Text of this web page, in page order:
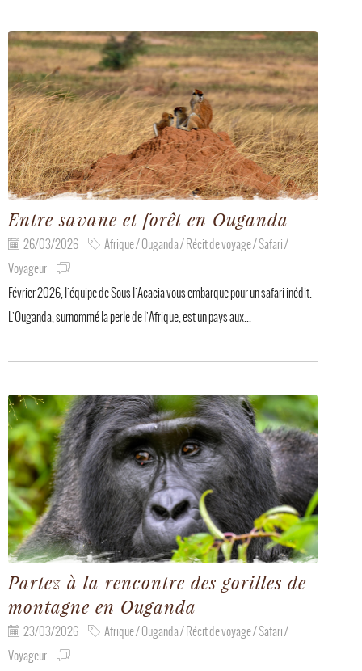
Entre savane et forêt en Ouganda
26/03/2026
Afrique / Ouganda / Récit de voyage / Safari /
Voyageur
Février 2026, l'équipe de Sous l'Acacia vous embarque pour un safari inédit.
L'Ouganda, surnommé la perle de l'Afrique, est un pays aux...
Partez à la rencontre des gorilles de
montagne en Ouganda
23/03/2026
Afrique / Ouganda / Récit de voyage / Safari /
Voyageur